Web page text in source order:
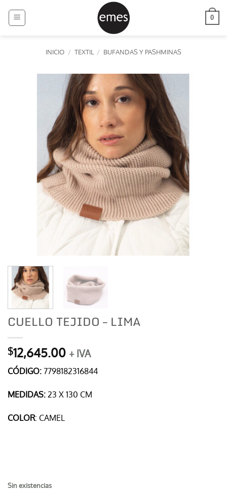
0
INICIO / TEXTIL / BUFANDAS Y PASHMINAS
CUELLO TEJIDO – LIMA
$12,645.00 + IVA
CÓDIGO: 7798182316844
MEDIDAS: 23 X 130 CM
COLOR: CAMEL
Sin existencias